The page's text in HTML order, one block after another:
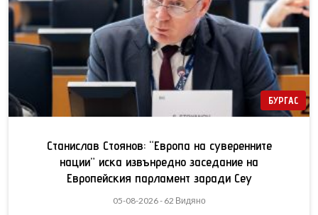
БУРГАС
Станислав Стоянов: “Европа на суверенните
нации” иска извънредно заседание на
Европейския парламент заради Сеу
05-08-2026 - 62 Видяно